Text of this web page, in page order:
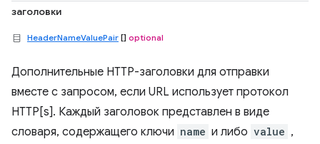
заголовки
HeaderNameValuePair [] optional
Дополнительные HTTP-заголовки для отправки
вместе с запросом, если URL использует протокол
HTTP[s]. Каждый заголовок представлен в виде
словаря, содержащего ключи name и либо value ,